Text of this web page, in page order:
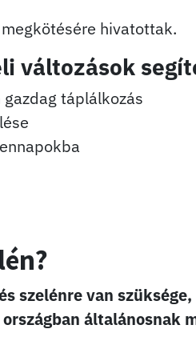
hivatottak.
változások
táplálkozás
szelénre van
általánosnak